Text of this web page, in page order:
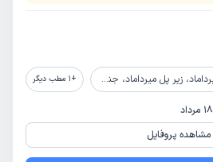
جنب داروخانه جردن، ساختمان 410، طبقه همکف، واحد 5 +
1 مطب دیگر
مشاهده پروفایل